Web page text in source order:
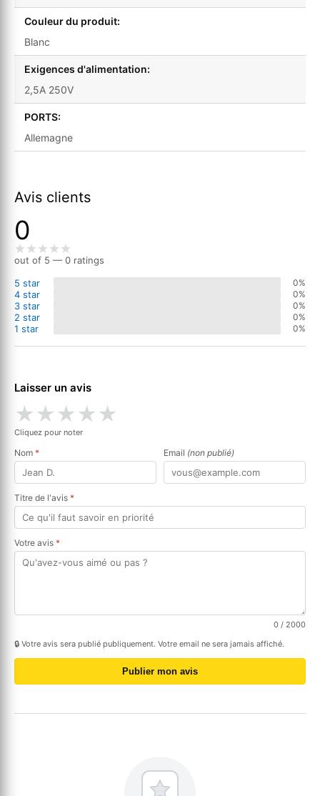
Couleur du produit:
Blanc
Exigences d'alimentation:
2,5A 250V
PORTS:
Allemagne
Avis clients
0
out of 5 — 0 ratings
5 star
0%
4 star 0%
3 star 0%
2 star 0%
1 star 0%
Laisser un avis
★★★★★
Cliquez pour noter
Nom * Email (non publié)
Titre de l'avis *
Votre avis *
0 / 2000
🔒 Votre avis sera publié publiquement. Votre email ne sera jamais affiché.
Publier mon avis